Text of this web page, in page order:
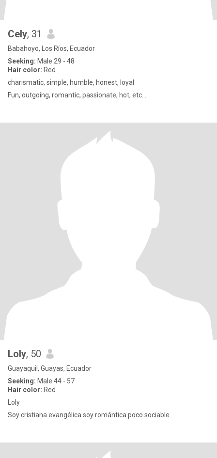
Cely, 31
Babahoyo, Los Ríos, Ecuador
Seeking: Male 29 - 48
Hair color: Red
charismatic, simple, humble, honest, loyal
Fun, outgoing, romantic, passionate, hot, etc...
Loly, 50
Guayaquil, Guayas, Ecuador
Seeking: Male 44 - 57
Hair color: Red
Loly
Soy cristiana evangélica soy romántica poco sociable